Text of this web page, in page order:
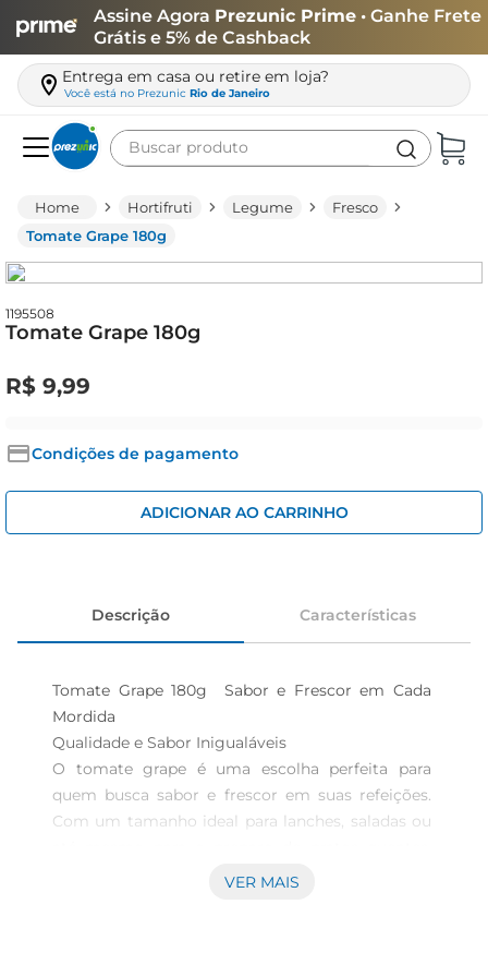
Assine Agora Prezunic Prime • Ganhe Frete
Grátis e 5% de Cashback
Entrega em casa ou retire em loja?
Você está no Prezunic Rio de Janeiro
Buscar produto
Hortifruti Legume
Fresco
Tomate Grape 180g
1195508
Tomate Grape 180g
R$ 9,99
Condições de pagamento
ADICIONAR AO CARRINHO
Descrição Características
Tomate Grape 180g  Sabor e Frescor em Cada
Mordida
Qualidade e Sabor Inigualáveis
O tomate grape é uma escolha perfeita para
quem busca sabor e frescor em suas refeições.
Com um tamanho ideal para lanches, saladas ou
esses tomates se destacam pela sua doçura e
VER MAIS
leite
queijo
arroz
azeite
iogurte